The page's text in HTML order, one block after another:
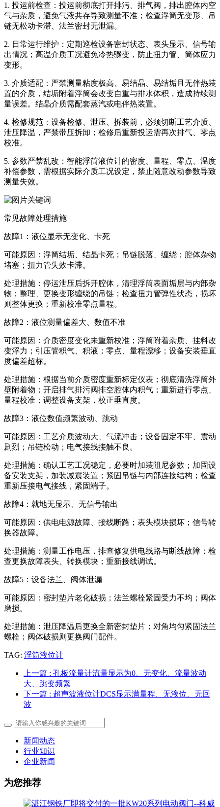
1. 投运前检查：投运前彻底打开排污、排气阀，排出腔体内空
气与杂质，避免气液共存导致测量不准；检查浮筒无变形、吊
链无松动卡滞、法兰密封无泄漏。
2. 日常运行维护：定期巡检设备密封状态、表头显示、信号输
出情况；高温介质工况避免冷热骤变，防止扭力管、筒体应力
变形。
3. 介质适配：严禁测量粘度极高、易结晶、易结垢且无伴热装
置的介质，结垢附着浮筒会改变自重与排水体积，造成持续测
量误差。结晶介质需配套蒸汽或电伴热装置。
4. 检修规范：设备检修、泄压、拆装前，必须切断工艺介质、
泄压降温，严禁带压拆卸；检修后重新投运需再次排气、零点
校准。
5. 参数严禁乱改：智能浮筒液位计的密度、量程、零点、温度
补偿参数，需根据实际介质工况设定，禁止随意改动参数导致
测量失效。
常见故障处理措施
故障1：液位显示无变化、卡死
可能原因：浮筒结垢、结晶卡死；吊链脱落、缠绕；腔体杂物
堵塞；扭力管失效卡滞。
处理措施：停运泄压后拆开腔体，清理浮筒表面垢层与内部杂
物；整理、更换变形缠绕的吊链；检查扭力管弹性状态，损坏
则整体更换；重新校准零点量程。
故障2：液位测量偏差大、数值不准
可能原因：介质密度变化未重新校准；浮筒附着杂质、挂料改
变浮力；引压管积气、积液；零点、量程漂移；设备安装垂直
度偏差超标。
处理措施：根据当前介质密度重新标定仪表；彻底清洗浮筒外
壁附着物；开启排气排污阀排空腔体内积气；重新进行零点、
量程校准；调整设备支架，校正垂直度。
故障3：液位数值频繁波动、跳动
可能原因：工艺介质波动大、气流冲击；设备固定不牢、震动
剧烈；吊链松动；电气接线接触不良。
处理措施：确认工艺工况稳定，必要时加装阻尼参数；加固设
备安装支架，加装减震装置；紧固吊链与内部连接结构；检查
重新压接电气接线，紧固端子。
故障4：就地无显示、无信号输出
可能原因：供电电源故障、接线断路；表头模块损坏；信号转
换器故障。
处理措施：测量工作电压，排查修复供电线路与断线故障；检
查更换故障表头、转换模块；重新接线调试。
故障5：设备法兰、阀体泄漏
可能原因：密封垫片老化破损；法兰螺栓紧固受力不均；阀体
磨损。
处理措施：泄压降温后更换全新密封垫片；对角均匀紧固法兰
螺栓；阀体破损则更换阀门配件。
TAG: 浮筒液位计
上一篇 : 孔板流量计流量显示为0、无变化、流量波动
大、跳变频繁
下一篇 : 超声波液位计DCS显示满量程、无液位、无回
波
新闻动态
行业知识
企业新闻
为您推荐